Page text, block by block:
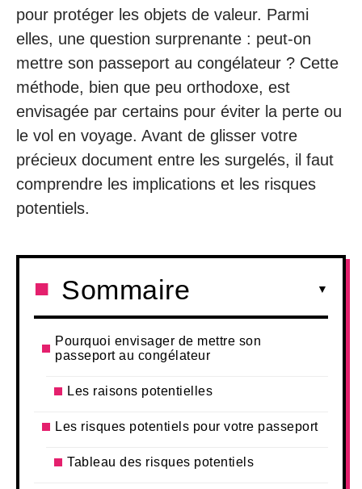
pour protéger les objets de valeur. Parmi
elles, une question surprenante : peut-on
mettre son passeport au congélateur ? Cette
méthode, bien que peu orthodoxe, est
envisagée par certains pour éviter la perte ou
le vol en voyage. Avant de glisser votre
précieux document entre les surgelés, il faut
comprendre les implications et les risques
potentiels.
Sommaire
Pourquoi envisager de mettre son
passeport au congélateur
Les raisons potentielles
Les risques potentiels pour votre passeport
Tableau des risques potentiels